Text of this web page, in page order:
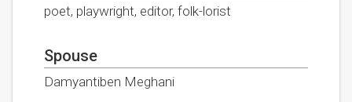
poet, playwright, editor, folk-lorist
Spouse
Damyantiben Meghani